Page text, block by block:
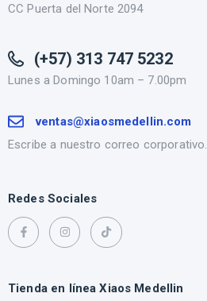
CC Puerta del Norte 2094
(+57) 313 747 5232
Lunes a Domingo 10am – 7.00pm
ventas@xiaosmedellin.com
Escribe a nuestro correo corporativo.
Redes Sociales
Tienda en línea Xiaos Medellin